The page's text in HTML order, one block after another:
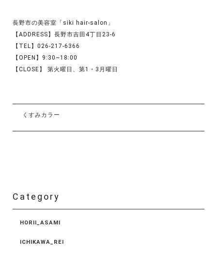
長野市の美容室「siki hair-salon」
【ADDRESS】長野市吉田4丁目23-6
【TEL】026-217-6366
【OPEN】9:30~18:00
【CLOSE】 第火曜日、第1・3月曜日
くすみカラー
Category
HORII_ASAMI
ICHIKAWA_REI